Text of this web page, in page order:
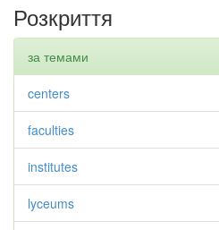
Розкриття
за темами
centers
faculties
institutes
lyceums